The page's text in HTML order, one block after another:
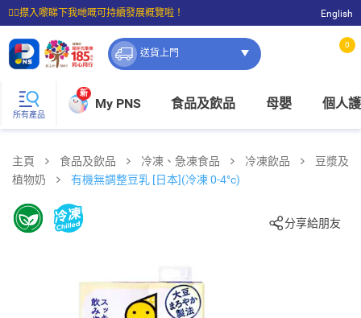
☝🏼㩒入嚟睇下我哋嘅可持續發展概覽啦！
⭐購物滿$399即享免費送貨；滿$100即可免費店取。
English
送貨上門
0
所有產品
新
My PNS 食品及飲品 母嬰 個人
主頁 食品及飲品 冷凍、急凍食品 冷凍飲品
豆漿及
植物奶
有機無調整豆乳 [日本](冷凍 0-4°c)
分享給朋友